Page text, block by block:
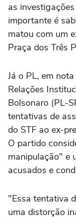
as
importante é
matou com um
Praça dos Três
Já o PL, em
Relações
Bolsonaro (PL-
tentativas de
do STF ao ex-
O partido
manipulação" e
acusados e
"Essa tentativa
uma distorção